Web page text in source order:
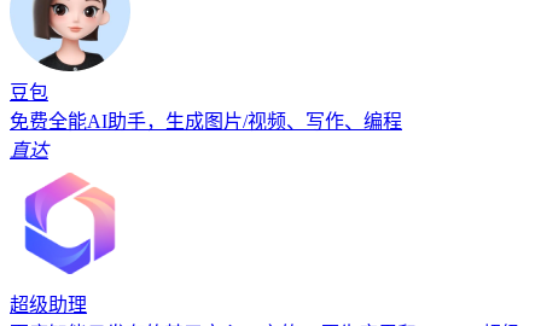
豆包
免费全能AI助手，生成图片/视频、写作、编程
直达
超级助理